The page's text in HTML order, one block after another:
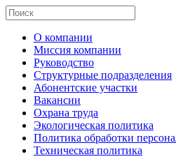
О компании
Миссия компании
Руководство
Структурные подразделения
Абонентские участки
Вакансии
Охрана труда
Экологическая политика
Политика обработки
Техническая политика